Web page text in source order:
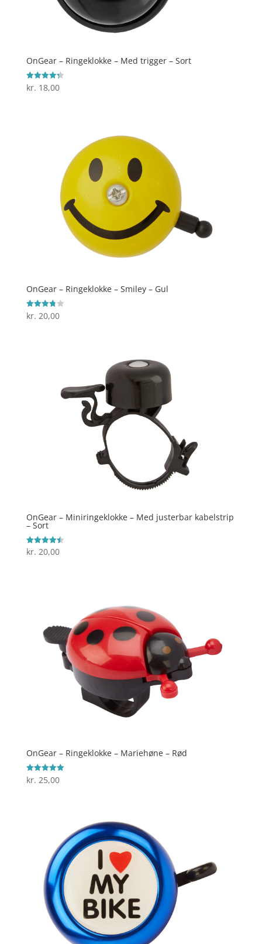
OnGear – Ringeklokke – Med trigger – Sort
Vurderet
4.3
kr. 18,00
OnGear – Ringeklokke – Smiley – Gul
Vurderet
3.8
kr. 20,00
OnGear – Miniringeklokke – Med justerbar kabelstrip
– Sort
Vurderet
4.5
kr. 20,00
OnGear – Ringeklokke – Mariehøne – Rød
Vurderet
5
kr. 25,00